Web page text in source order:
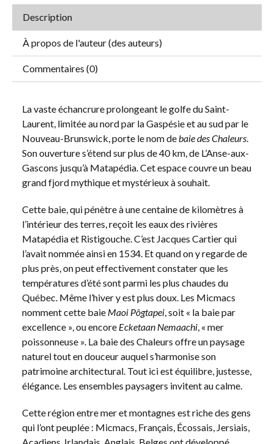
Description
À propos de l'auteur (des auteurs)
Commentaires (0)
La vaste échancrure prolongeant le golfe du Saint-
Laurent, limitée au nord par la Gaspésie et au sud par le
Nouveau-Brunswick, porte le nom debaie des Chaleurs.
Son ouverture s’étend sur plus de 40 km, de L’Anse-aux-
Gascons jusqu’à Matapédia. Cet espace couvre un beau
grand fjord mythique et mystérieux à souhait.
Cette baie, qui pénètre à une centaine de kilomètres à
l’intérieur des terres, reçoit les eaux des rivières
Matapédia et Ristigouche. C’est Jacques Cartier qui
l’avait nommée ainsi en 1534. Et quand on y regarde de
plus près, on peut effectivement constater que les
températures d’été sont parmi les plus chaudes du
Québec. Même l’hiver y est plus doux. Les Micmacs
nomment cette baie Maoi Pôgtapei, soit « la baie par
excellence », ou encore Ecketaan Nemaachi, « mer
poissonneuse ». La baie des Chaleurs offre un paysage
naturel tout en douceur auquel s’harmonise son
patrimoine architectural. Tout ici est équilibre, justesse,
élégance. Les ensembles paysagers invitent au calme.
Cette région entre mer et montagnes est riche des gens
qui l’ont peuplée : Micmacs, Français, Écossais, Jersiais,